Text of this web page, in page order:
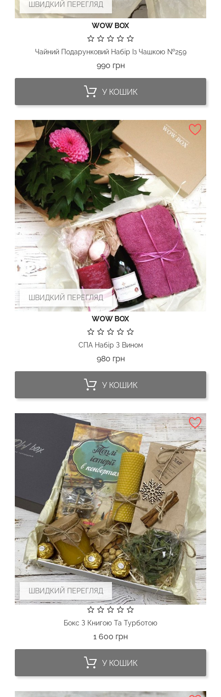
ШВИДКИЙ ПЕРЕГЛЯД
WOW BOX
Чайний Подарунковий Набір Із Чашкою №259
990 грнЦіна
У КОШИК
ШВИДКИЙ ПЕРЕГЛЯД
WOW BOX
СПА Набір З Вином
980 грнЦіна
У КОШИК
ШВИДКИЙ ПЕРЕГЛЯД
Бокс З Книгою Та Турботою
1 600 грнЦіна
У КОШИК